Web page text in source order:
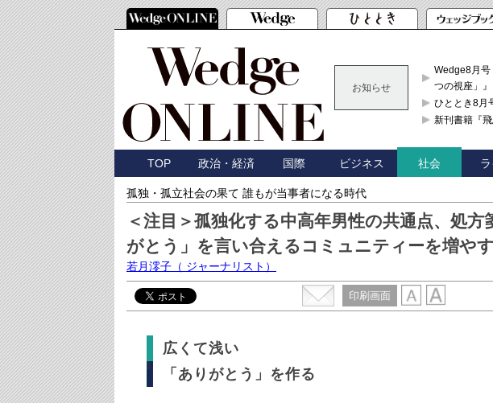
お知らせ
Wedge8月号
つの視座」』
ひととき8月
新刊書籍『
TOP 政治・経済 国際 ビジネス 社会
孤独・孤立社会の果て 誰もが当事者になる時代
＜注目＞孤独化する中高年男性の共通点、処
がとう」を言い合えるコミュニティーを増や
若月澪子 （ ジャーナリスト）
印刷画面
広くて浅い
「ありがとう」を作る